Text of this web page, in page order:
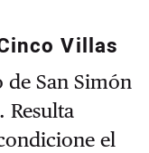
Villas
San Simón
Resulta
el